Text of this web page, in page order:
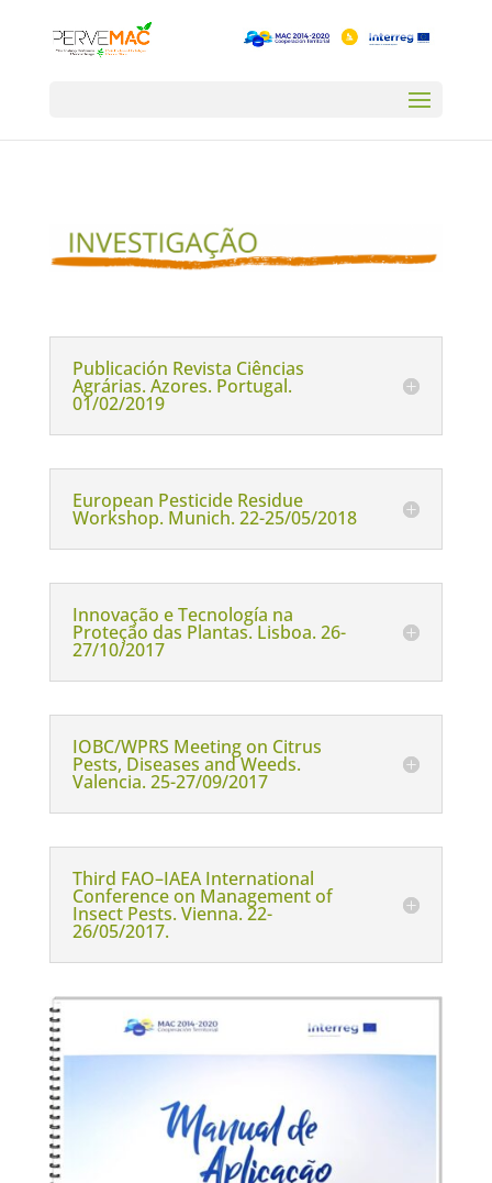
Publicación Revista Ciências
Agrárias. Azores. Portugal.
01/02/2019
European Pesticide Residue
Workshop. Munich. 22-25/05/2018
Innovação e Tecnología na
Proteção das Plantas. Lisboa. 26-
27/10/2017
IOBC/WPRS Meeting on Citrus
Pests, Diseases and Weeds.
Valencia. 25-27/09/2017
Third FAO–IAEA International
Conference on Management of
Insect Pests. Vienna. 22-
26/05/2017.